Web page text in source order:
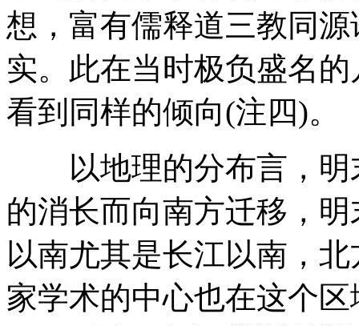
想，富有儒释道三教同
实。此在当时极负盛名
看到同样的倾向(注四)。
以地理的分布言，明
的消长而向南方迁移，
以南尤其是长江以南，
家学术的中心也在这个